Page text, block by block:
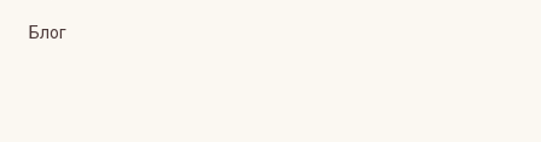
Блог